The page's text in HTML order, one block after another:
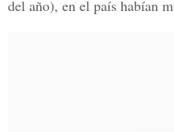
del año), en el país habían